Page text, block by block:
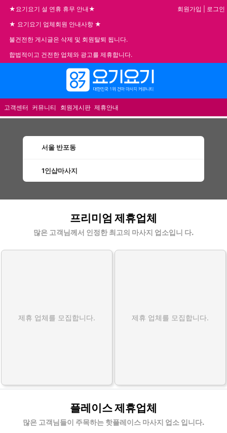
★요기요기 설 연휴 휴무 안내★
★ 요기요기 업체회원 안내사항 ★
불건전한 게시글은 삭제 및 회원탈퇴 됩니다.
합법적이고 건전한 업체와 광고를 제휴합니다.
회원가입 로그인
고객센터 커뮤니티 회원게시판 제휴안내
서울 반포동
1인샵마사지
프리미엄 제휴업체
많은 고객님께서 인정한 최고의 마사지 업소입니 다.
제휴 업체를 모집합니다. 제휴 업체를 모집합니다.
플레이스 제휴업체
많은 고객님들이 주목하는 핫플레이스 마사지 업소 입니다.